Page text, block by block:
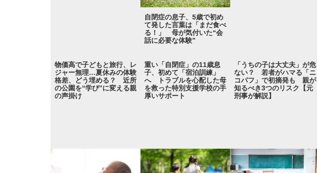
自閉症の息子、5歳で初め
て発した言葉は「まだ食べ
る！」 母が気付いた“会
話に必要な体験”
物価高で子どもと旅行、レ
ジャー無理…夏休みの体験
格差、どう埋める？ 近所
の公園を“学び”に変える親
の声掛け
重い「自閉症」の11歳息
子、初めて「宿泊訓練」
へ トラブルを心配した母
を救った特別支援学校の手
厚いサポート
「うちの子は大丈夫」が危
ない？ 若者がハマる「ニ
コパフ」で初摘発も 親が
知るべき3つのリスク【元
刑事が解説】